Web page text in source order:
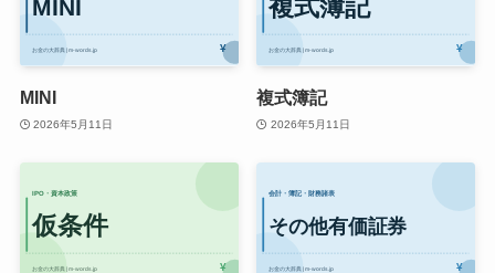
MINI
2026年5月11日
複式簿記
2026年5月11日